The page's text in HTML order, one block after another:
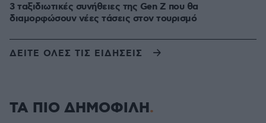
3 ταξιδιωτικές συνήθειες της Gen Z που θα
διαμορφώσουν νέες τάσεις στον τουρισμό
ΔΕΙΤΕ ΟΛΕΣ ΤΙΣ ΕΙΔΗΣΕΙΣ
ΤΑ ΠΙΟ ΔΗΜΟΦΙΛΗ